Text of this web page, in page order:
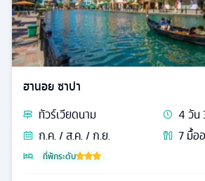
ฮานอย ซาปา
ทัวร์เวียดนาม 4วัน
ก.ค. / ส.ค. / ก.ย.
7มื้อ
ที่พักระดับ